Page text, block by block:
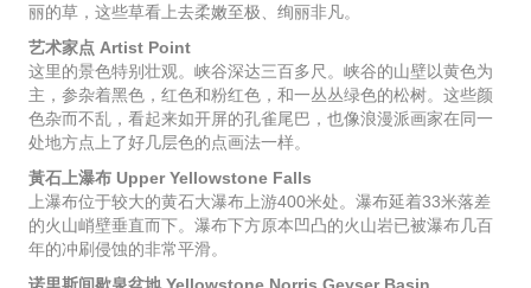
丽的草，这些草看上去柔嫩至极、绚丽非凡。
艺术家点 Artist Point
这里的景色特别壮观。峡谷深达三百多尺。峡谷的山壁以黄色为
主，参杂着黑色，红色和粉红色，和一丛丛绿色的松树。这些颜
色杂而不乱，看起来如开屏的孔雀尾巴，也像浪漫派画家在同一
处地方点上了好几层色的点画法一样。
黃石上瀑布 Upper Yellowstone Falls
上瀑布位于较大的黄石大瀑布上游400米处。瀑布延着33米落差
的火山峭壁垂直而下。瀑布下方原本凹凸的火山岩已被瀑布几百
年的冲刷侵蚀的非常平滑。